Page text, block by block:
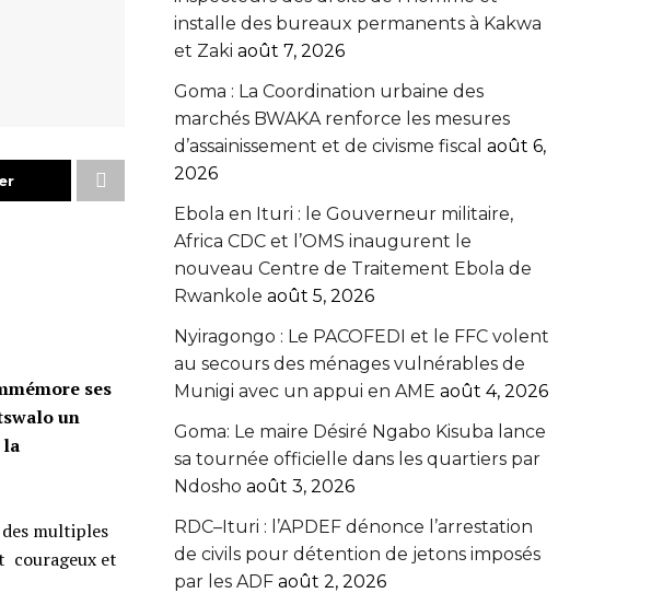
ses
un
la
multiples
courageux et
installe des bureaux permanents à Kakwa
et Zaki août 7, 2026
Goma : La Coordination urbaine des
marchés BWAKA renforce les mesures
d’assainissement et de civisme fiscal août 6,
2026
Ebola en Ituri : le Gouverneur militaire,
Africa CDC et l’OMS inaugurent le
nouveau Centre de Traitement Ebola de
Rwankole août 5, 2026
‎Nyiragongo : Le PACOFEDI et le FFC volent
au secours des ménages vulnérables de
Munigi avec un appui en AME‎‎ août 4, 2026
Goma: Le maire Désiré Ngabo Kisuba lance
sa tournée officielle dans les quartiers par
Ndosho août 3, 2026
RDC–Ituri : l’APDEF dénonce l’arrestation
de civils pour détention de jetons imposés
par les ADF août 2, 2026